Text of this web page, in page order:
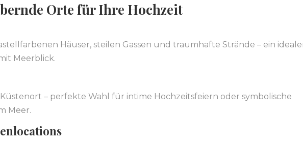
Orte für Ihre Hochzeit
Häuser, steilen Gassen und traumhafte Strände – ein
Meerblick.
– perfekte Wahl für intime Hochzeitsfeiern oder symbolische
Meer.